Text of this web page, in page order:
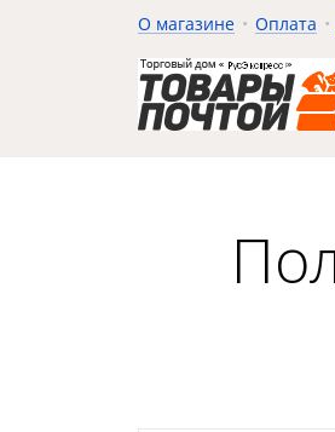
О магазине Оплата